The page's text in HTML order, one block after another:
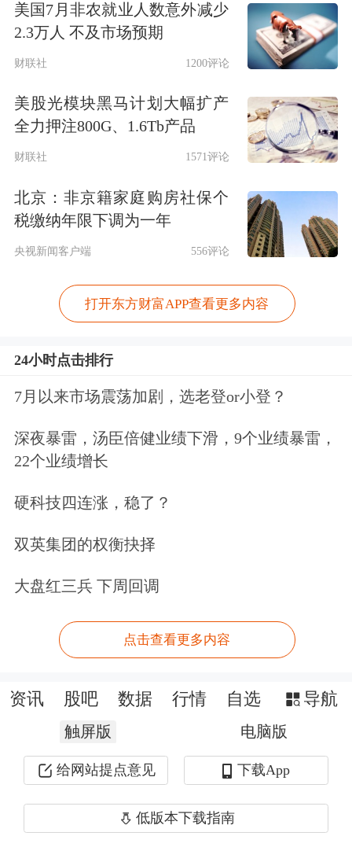
占公司总股本的0.0124%。
根据公告，本次减持期间为自公告披露
之日起15个交易日后的3个月内（即
2026年6月25日至2026年9月24日，窗口
市场价格确定。若以6月2日最新收盘价
23.72元/股来粗略计算，此次多位重要
亿元。
从事
贵金属资源综合 利用的股份制企
业，位于江苏省徐州经济技术开发区
（国家级开发区），公司2021年在深交
所上市。
从基本面来看，公司业绩表现亮眼。
2025年，浩通科技实现营业收入42.83
亿元，同比增加61.08%；归母净利润
1.74亿元，同比增加49.38%；扣非净利
今年一季度，公司营业收入17.9亿元，
同比增长150.13%；归属于上市公司股
截至报告期末，公司应收账
美国7月非农就业人数意外减少
2.3万人 不及市场预期
财联社 1200评论
美股光模块黑马计划大幅扩产
全力押注800G、1.6Tb产品
财联社 1571评论
北京：非京籍家庭购房社保个
税缴纳年限下调为一年
央视新闻客户端 556评论
打开东方财富APP查看更多内容
24小时点击排行
7月以来市场震荡加剧，选老登or小登？
深夜暴雷，汤臣倍健业绩下滑，9个业绩暴雷，
22个业绩增长
硬科技四连涨，稳了？
双英集团的权衡抉择
大盘红三兵 下周回调
点击查看更多内容
资讯 股吧 数据 行情 自选 导航
触屏版 电脑版
给网站提点意见 下载App
低版本下载指南